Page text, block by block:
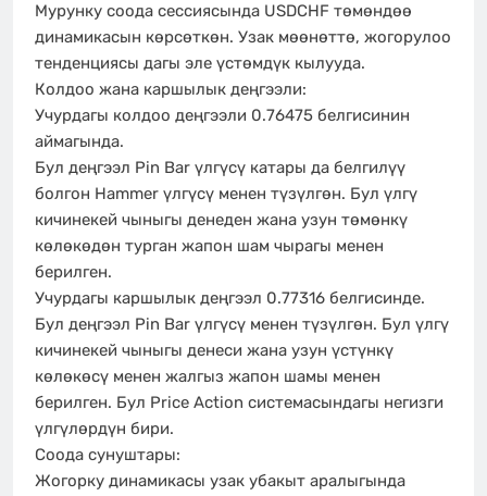
Мурунку соода сессиясында USDCHF төмөндөө
динамикасын көрсөткөн. Узак мөөнөттө, жогорулоо
тенденциясы дагы эле үстөмдүк кылууда.
Колдоо жана каршылык деңгээли:
Учурдагы колдоо деңгээли 0.76475 белгисинин
аймагында.
Бул деңгээл Pin Bar үлгүсү катары да белгилүү
болгон Hammer үлгүсү менен түзүлгөн. Бул үлгү
кичинекей чыныгы денеден жана узун төмөнкү
көлөкөдөн турган жапон шам чырагы менен
берилген.
Учурдагы каршылык деңгээл 0.77316 белгисинде.
Бул деңгээл Pin Bar үлгүсү менен түзүлгөн. Бул үлгү
кичинекей чыныгы денеси жана узун үстүнкү
көлөкөсү менен жалгыз жапон шамы менен
берилген. Бул Price Action системасындагы негизги
үлгүлөрдүн бири.
Соода сунуштары:
Жогорку динамикасы узак убакыт аралыгында